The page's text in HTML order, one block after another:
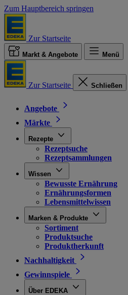
Zum Hauptbereich springen
Zur Startseite
Markt & Angebote Menü
Zur Startseite Schließen
Angebote
Märkte
Rezepte
Rezeptsuche
Rezeptsammlungen
Wissen
Bewusste Ernährung
Ernährungsformen
Lebensmittelwissen
Marken & Produkte
Sortiment
Produktsuche
Produktherkunft
Nachhaltigkeit
Gewinnspiele
Über EDEKA